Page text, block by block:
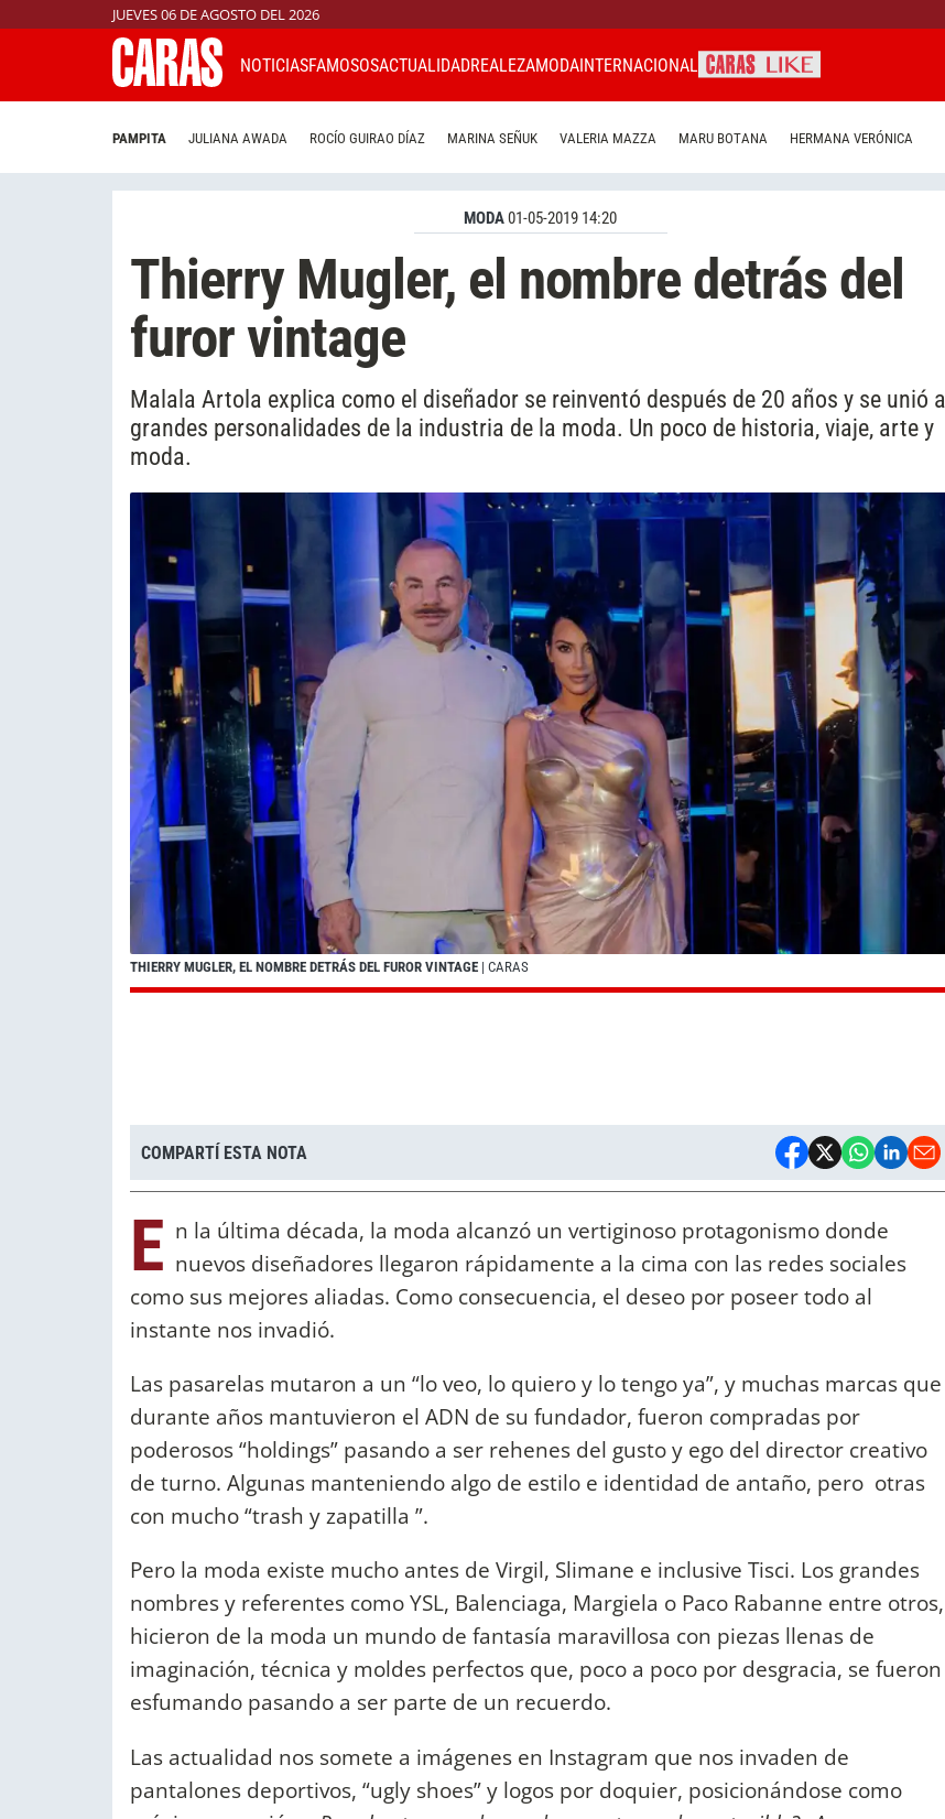
JUEVES 06 DE AGOSTO DEL 2026
NOTICIASFAMOSOSACTUALIDADREALEZAMODAINTERNACIONAL
PAMPITA JULIANA AWADA ROCÍO GUIRAO DÍAZ MARINA SEÑUK VALERIA MAZZA MARU BOTANA HERMANA VERÓNICA
MODA01-05-2019 14:20
Thierry Mugler, el nombre detrás del
furor vintage
Malala Artola explica como el diseñador se reinventó después de 20 años y se unió a
grandes personalidades de la industria de la moda. Un poco de historia, viaje, arte y
moda.
THIERRY MUGLER, EL NOMBRE DETRÁS DEL FUROR VINTAGE | CARAS
COMPARTÍ ESTA NOTA
E n la última década, la moda alcanzó un vertiginoso protagonismo donde
nuevos diseñadores llegaron rápidamente a la cima con las redes sociales
como sus mejores aliadas. Como consecuencia, el deseo por poseer todo al
instante nos invadió.
Las pasarelas mutaron a un “lo veo, lo quiero y lo tengo ya”, y muchas marcas que
durante años mantuvieron el ADN de su fundador, fueron compradas por
poderosos “holdings” pasando a ser rehenes del gusto y ego del director creativo
de turno. Algunas manteniendo algo de estilo e identidad de antaño, pero otras
con mucho “trash y zapatilla ”.
Pero la moda existe mucho antes de Virgil, Slimane e inclusive Tisci. Los grandes
nombres y referentes como YSL, Balenciaga, Margiela o Paco Rabanne entre otros,
hicieron de la moda un mundo de fantasía maravillosa con piezas llenas de
imaginación, técnica y moldes perfectos que, poco a poco por desgracia, se fueron
esfumando pasando a ser parte de un recuerdo.
Las actualidad nos somete a imágenes en Instagram que nos invaden de
pantalones deportivos, “ugly shoes” y logos por doquier, posicionándose como